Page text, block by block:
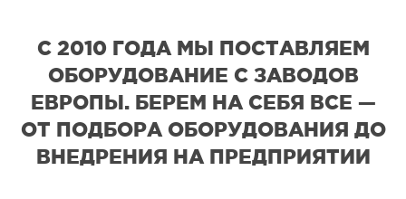
С 2010 ГОДА МЫ ПОСТАВЛЯЕМ
ОБОРУДОВАНИЕ С ЗАВОДОВ
ЕВРОПЫ. БЕРЕМ НА СЕБЯ ВСЕ —
ОТ ПОДБОРА ОБОРУДОВАНИЯ ДО
ВНЕДРЕНИЯ НА ПРЕДПРИЯТИИ